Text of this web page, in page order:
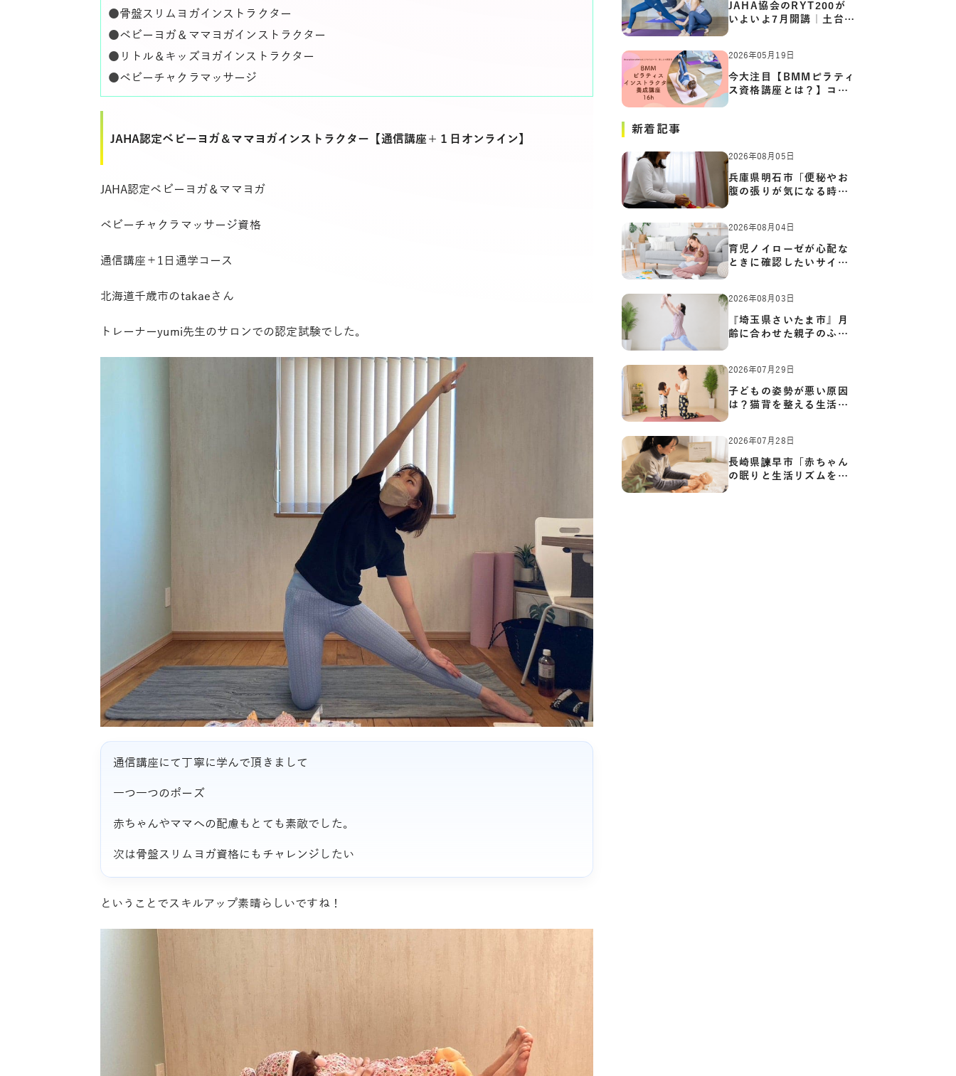
●骨盤スリムヨガインストラクター
●ベビーヨガ＆ママヨガインストラクター
● リトル＆キッズヨガインストラクター
●ベビーチャクラマッサージ
JAHA認定ベビーヨガ＆ママヨガインストラクター【通信講座＋１日オンライン】
JAHA認定ベビーヨガ＆ママヨガ
ベビーチャクラマッサージ資格
通信講座＋1日通学コース
北海道千歳市のtakaeさん
トレーナーyumi先生のサロンでの認定試験でした。
通信講座にて丁寧に学んで頂きまして
一つ一つのポーズ
赤ちゃんやママへの配慮もとても素敵でした。
次は骨盤スリムヨガ資格にもチャレンジしたい
ということでスキルアップ素晴らしいですね！
JAHA協会のRYT200が
いよいよ7月開講｜土台か
ら応用ま…
2026年05月19日
今大注目【BMMピラティ
ス資格講座とは？】コア
からカ…
新着記事
2026年08月05日
兵庫県明石市「便秘やお
腹の張りが気になる時に
知っ…
2026年08月04日
育児ノイローゼが心配な
ときに確認したいサイン
と心…
2026年08月03日
『埼玉県さいたま市』月
齢に合わせた親子のふれ
あい…
2026年07月29日
子どもの姿勢が悪い原因
は？猫背を整える生活習
慣と…
2026年07月28日
長崎県諫早市「赤ちゃん
の眠りと生活リズムを整
える…